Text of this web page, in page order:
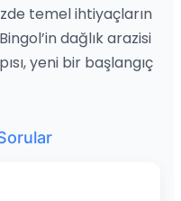
temel ihtiyaçların
dağlık arazisi
yeni bir başlangıç